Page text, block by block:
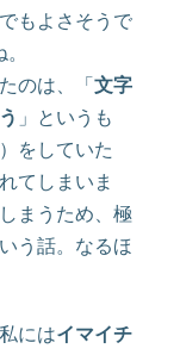
もよさそうで
のは、「 文字
」というも
をしていた
てしまいま
まうため、極
う話。なるほ
にはイマイチ